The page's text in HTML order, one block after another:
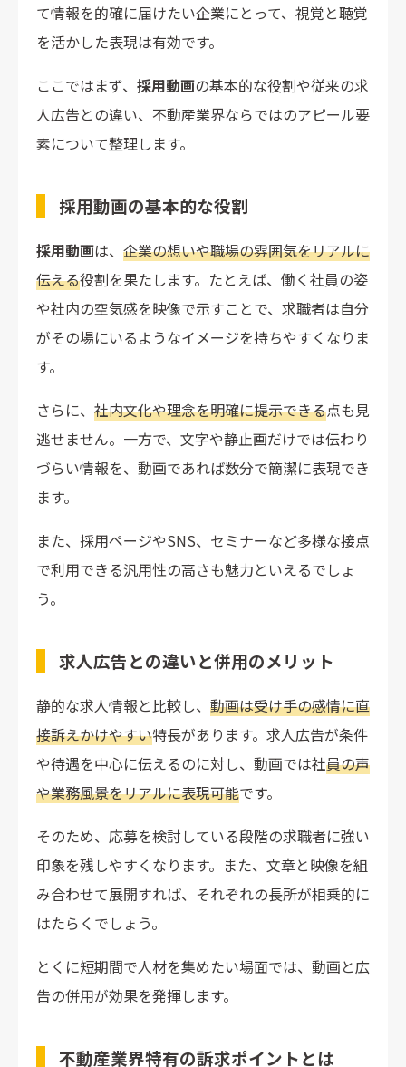
目的・ターゲットを明確にする
応募後のアクションまで設計する
スマホ最適化とSNS拡散を意識する
採用業務の外注も視野に入れるべき理由
て情報を的確に届けたい企業にとって、視覚と聴覚
を活かした表現は有効です。
ここではまず、 採用動画の基本的な役割や従来の求
人広告との違い、不動産業界ならではのアピール要
素について整理します。
採用動画の基本的な役割
採用動画は、 企業の想いや職場の雰囲気をリアルに
伝える役割を果たします。たとえば、働く社員の姿
や社内の空気感を映像で示すことで、求職者は自分
がその場にいるようなイメージを持ちやすくなりま
す。
さらに、 社内文化や理念を明確に提示できる点も見
逃せません。一方で、文字や静止画だけでは伝わり
づらい情報を、動画であれば数分で簡潔に表現でき
ます。
また、採用ページやSNS、セミナーなど多様な接点
で利用できる汎用性の高さも魅力といえるでしょ
う。
求人広告との違いと併用のメリット
静的な求人情報と比較し、 動画は受け手の感情に直
接訴えかけやすい特長があります。求人広告が条件
や待遇を中心に伝えるのに対し、動画では社員の声
や業務風景をリアルに表現可能です。
そのため、応募を検討している段階の求職者に強い
印象を残しやすくなります。また、文章と映像を組
み合わせて展開すれば、それぞれの長所が相乗的に
はたらくでしょう。
とくに短期間で人材を集めたい場面では、動画と広
告の併用が効果を発揮します。
不動産業界特有の訴求ポイントとは